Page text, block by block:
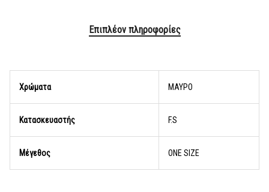
Επιπλέον πληροφορίες
Χρώματα ΜΑΥΡΟ
Κατασκευαστής F.S
Μέγεθος ONE SIZE